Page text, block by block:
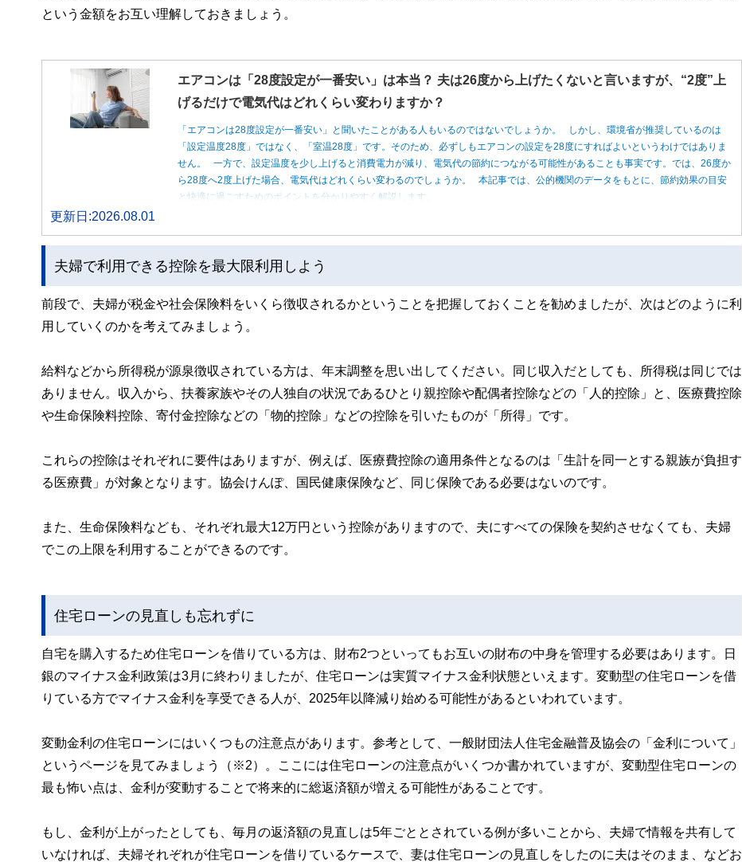
という金額をお互い理解しておきましょう。
エアコンは「28度設定が一番安い」は本当？ 夫は26度から上げたくないと言いますが、“2度”上
げるだけで電気代はどれくらい変わりますか？
「エアコンは28度設定が一番安い」と聞いたことがある人もいるのではないでしょうか。 しかし、環境省が推奨しているのは
「設定温度28度」ではなく、「室温28度」です。そのため、必ずしもエアコンの設定を28度にすればよいというわけではありま
せん。 一方で、設定温度を少し上げると消費電力が減り、電気代の節約につながる可能性があることも事実です。では、26度か
ら28度へ2度上げた場合、電気代はどれくらい変わるのでしょうか。 本記事では、公的機関のデータをもとに、節約効果の目安
と快適に過ごすためのポイントを分かりやすく解説します。
更新日:2026.08.01
夫婦で利用できる控除を最大限利用しよう
前段で、夫婦が税金や社会保険料をいくら徴収されるかということを把握しておくことを勧めましたが、次はどのように利
用していくのかを考えてみましょう。
給料などから所得税が源泉徴収されている方は、年末調整を思い出してください。同じ収入だとしても、所得税は同じでは
ありません。収入から、扶養家族やその人独自の状況であるひとり親控除や配偶者控除などの「人的控除」と、医療費控除
や生命保険料控除、寄付金控除などの「物的控除」などの控除を引いたものが「所得」です。
これらの控除はそれぞれに要件はありますが、例えば、医療費控除の適用条件となるのは「生計を同一とする親族が負担す
る医療費」が対象となります。協会けんぽ、国民健康保険など、同じ保険である必要はないのです。
また、生命保険料なども、それぞれ最大12万円という控除がありますので、夫にすべての保険を契約させなくても、夫婦
でこの上限を利用することができるのです。
住宅ローンの見直しも忘れずに
自宅を購入するため住宅ローンを借りている方は、財布2つといってもお互いの財布の中身を管理する必要はあります。日
銀のマイナス金利政策は3月に終わりましたが、住宅ローンは実質マイナス金利状態といえます。変動型の住宅ローンを借
りている方でマイナス金利を享受できる人が、2025年以降減り始める可能性があるといわれています。
変動金利の住宅ローンにはいくつもの注意点があります。参考として、一般財団法人住宅金融普及協会の「金利について」
というページを見てみましょう（※2）。ここには住宅ローンの注意点がいくつか書かれていますが、変動型住宅ローンの
最も怖い点は、金利が変動することで将来的に総返済額が増える可能性があることです。
もし、金利が上がったとしても、毎月の返済額の見直しは5年ごととされている例が多いことから、夫婦で情報を共有して
いなければ、夫婦それぞれが住宅ローンを借りているケースで、妻は住宅ローンの見直しをしたのに夫はそのまま、などお